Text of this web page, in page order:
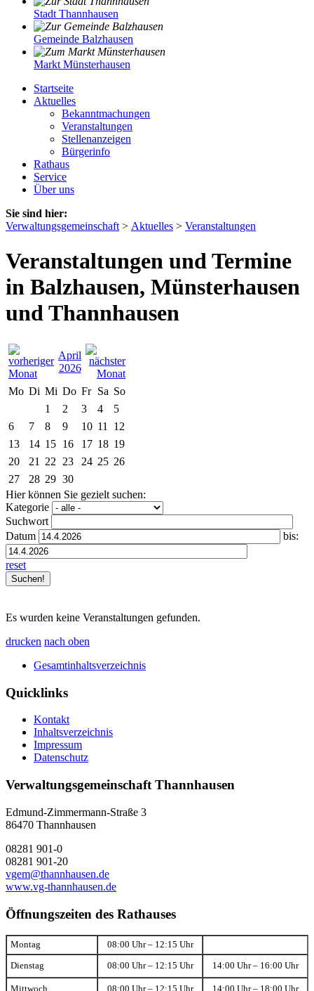
Stadt Thannhausen
Gemeinde Balzhausen
Markt Münsterhausen
Startseite
Aktuelles
Bekanntmachungen
Veranstaltungen
Stellenanzeigen
Bürgerinfo
Rathaus
Service
Über uns
Sie sind hier:
Verwaltungsgemeinschaft > Aktuelles > Veranstaltungen
Veranstaltungen und Termine
in Balzhausen, Münsterhausen
und Thannhausen
April
2026
Mo Di Mi Do Fr Sa So
1
2 3 4
5
6
7 8 9 10 11
12
13
14 15 16 17 18 19
20
21 22 23 24 25 26
27
28 29 30
Hier können Sie gezielt suchen:
Kategorie
Suchwort
Datum
bis:
reset
Es wurden keine Veranstaltungen gefunden.
drucken nach oben
Gesamtinhaltsverzeichnis
Quicklinks
Kontakt
Inhaltsverzeichnis
Impressum
Datenschutz
Verwaltungsgemeinschaft Thannhausen
Edmund-Zimmermann-Straße 3
86470 Thannhausen
08281 901-0
08281 901-20
vgem@thannhausen.de
www.vg-thannhausen.de
Öffnungszeiten des Rathauses
Montag 08:00 Uhr – 12:15 Uhr
Dienstag 08:00 Uhr – 12:15 Uhr 14:00 Uhr – 16:00 Uhr